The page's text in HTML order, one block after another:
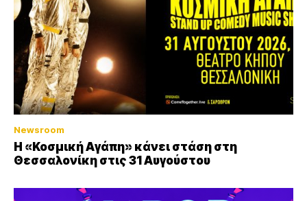
Newsroom
Η «Κοσμική Αγάπη» κάνει στάση στη
Θεσσαλονίκη στις 31 Αυγούστου